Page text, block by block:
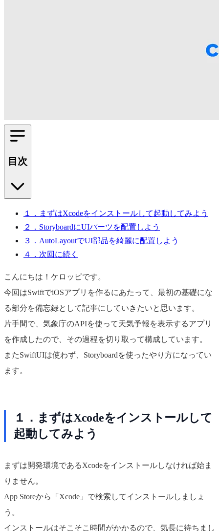
目次
１．まずはXcodeをインストールして起動してみよう
２．StoryboardにUIパーツを配置しよう
３．AutoLayoutでUI部品を綺麗に配置しよう
４．次回に続く
こんにちは！ケロッピです。
今回はSwiftでiOSアプリを作るにあたって、最初の基礎にな
る部分を備忘録として記事にしていきたいと思います。
片手間で、気象庁のAPIを使って天気予報を表示するアプリ
を作成したので、その過程を切り取って構成しています。
またSwiftUIは使わず、Storyboardを使ったやり方になってい
ます。
１．まずはXcodeをインストールして
起動してみよう
まずは開発環境であるXcodeをインストールしなければ始ま
りません。
App Storeから「Xcode」で検索してインストールしましょ
う。
インストールはそこそこ時間がかかるので、気長に待ちまし